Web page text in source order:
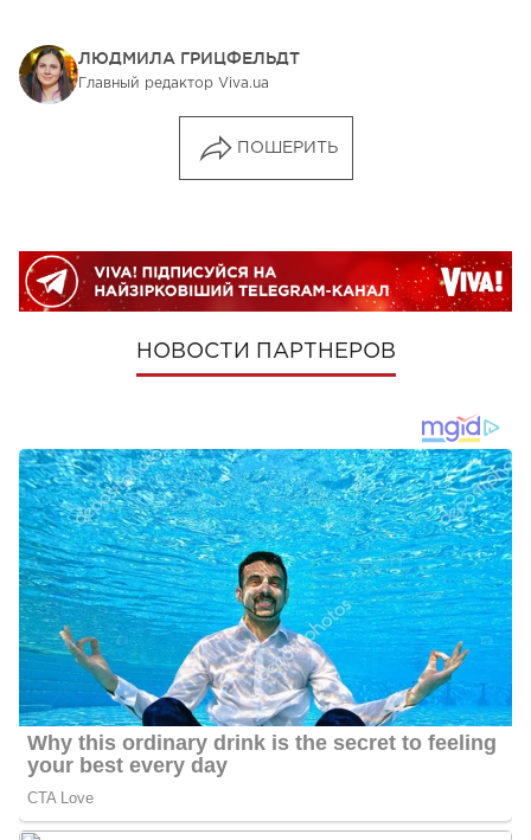
ЛЮДМИЛА ГРИЦФЕЛЬДТ
Главный редактор Viva.ua
ПОШЕРИТЬ
НОВОСТИ ПАРТНЕРОВ